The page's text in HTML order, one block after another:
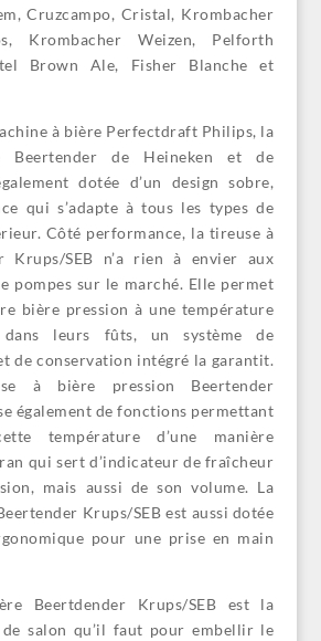
Cruzcampo, Cristal, Krombacher
Krombacher Weizen, Pelforth
Brown Ale, Fisher Blanche et
à bière Perfectdraft Philips, la
Beertender de Heineken et de
dotée d’un design sobre,
qui s’adapte à tous les types de
Côté performance, la tireuse à
Krups/SEB n’a rien à envier aux
pompes sur le marché. Elle permet
bière pression à une température
leurs fûts, un système de
de conservation intégré la garantit.
à bière pression Beertender
également de fonctions permettant
température d’une manière
qui sert d’indicateur de fraîcheur
mais aussi de son volume. La
Krups/SEB est aussi dotée
pour une prise en main
Beertdender Krups/SEB est la
salon qu’il faut pour embellir le